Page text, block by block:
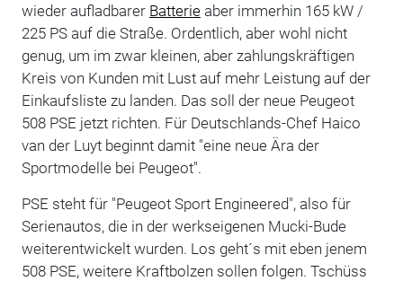
wieder aufladbarer Batterieaber immerhin 165 kW /
225 PS auf die Straße. Ordentlich, aber wohl nicht
genug, um im zwar kleinen, aber zahlungskräftigen
Kreis von Kunden mit Lust auf mehr Leistung auf der
Einkaufsliste zu landen. Das soll der neue Peugeot
508 PSE jetzt richten. Für Deutschlands-Chef Haico
van der Luyt beginnt damit "eine neue Ära der
Sportmodelle bei Peugeot".
PSE steht für "Peugeot Sport Engineered", also für
Serienautos, die in der werkseigenen Mucki-Bude
weiterentwickelt wurden. Los geht´s mit eben jenem
508 PSE, weitere Kraftbolzen sollen folgen. Tschüss